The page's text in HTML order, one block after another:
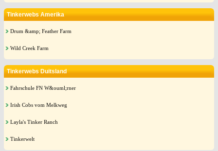
Tinkerwebs Amerika
Drum &amp; Feather Farm
Wild Creek Farm
Tinkerwebs Duitsland
Fahrschule FN W&ouml;rner
Irish Cobs vom Melkweg
Layla's Tinker Ranch
Tinkerwelt